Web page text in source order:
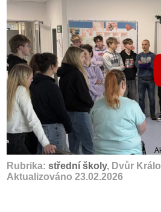
Rubrika: střední školy, Dvůr
Aktualizováno 23.02.2026